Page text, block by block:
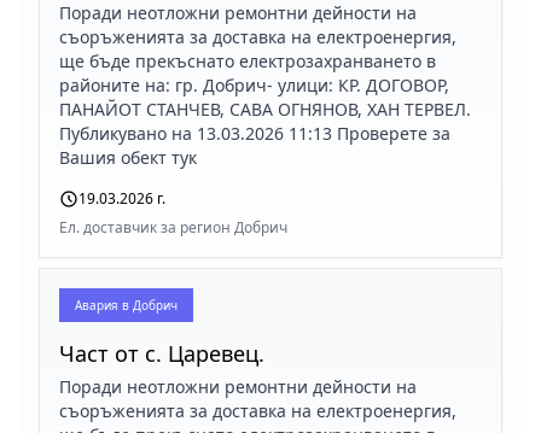
Поради неотложни ремонтни дейности на
съоръженията за доставка на електроенергия,
ще бъде прекъснато електрозахранването в
районите на: гр. Добрич- улици: КР. ДОГОВОР,
ПАНАЙОТ СТАНЧЕВ, САВА ОГНЯНОВ, ХАН ТЕРВЕЛ.
Публикувано на 13.03.2026 11:13 Проверете за
Вашия обект тук
19.03.2026 г.
Ел. доставчик за регион Добрич
Авария в Добрич
Част от с. Царевец.
Поради неотложни ремонтни дейности на
съоръженията за доставка на електроенергия,